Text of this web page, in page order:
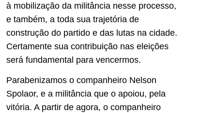
à mobilização da militância nesse processo,
e também, a toda sua trajetória de
construção do partido e das lutas na cidade.
Certamente sua contribuição nas eleições
será fundamental para vencermos.
Parabenizamos o companheiro Nelson
Spolaor, e a militância que o apoiou, pela
vitória. A partir de agora, o companheiro